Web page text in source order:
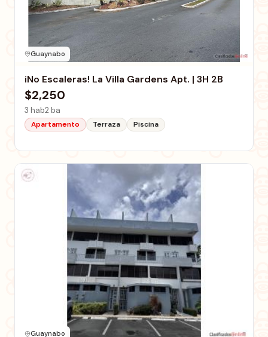
Guaynabo
iNo Escaleras! La Villa Gardens Apt. | 3H 2B
$2,250
3 hab2 ba
Apartamento Terraza Piscina
Guaynabo